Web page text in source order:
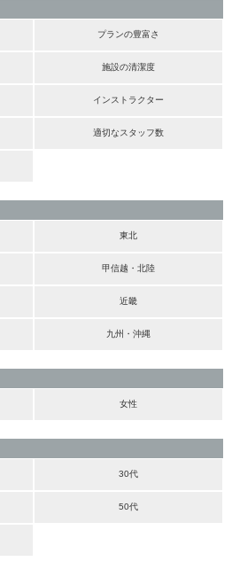
プランの豊富さ
施設の清潔度
インストラクター
適切なスタッフ数
東北
甲信越・北陸
近畿
九州・沖縄
女性
30代
50代